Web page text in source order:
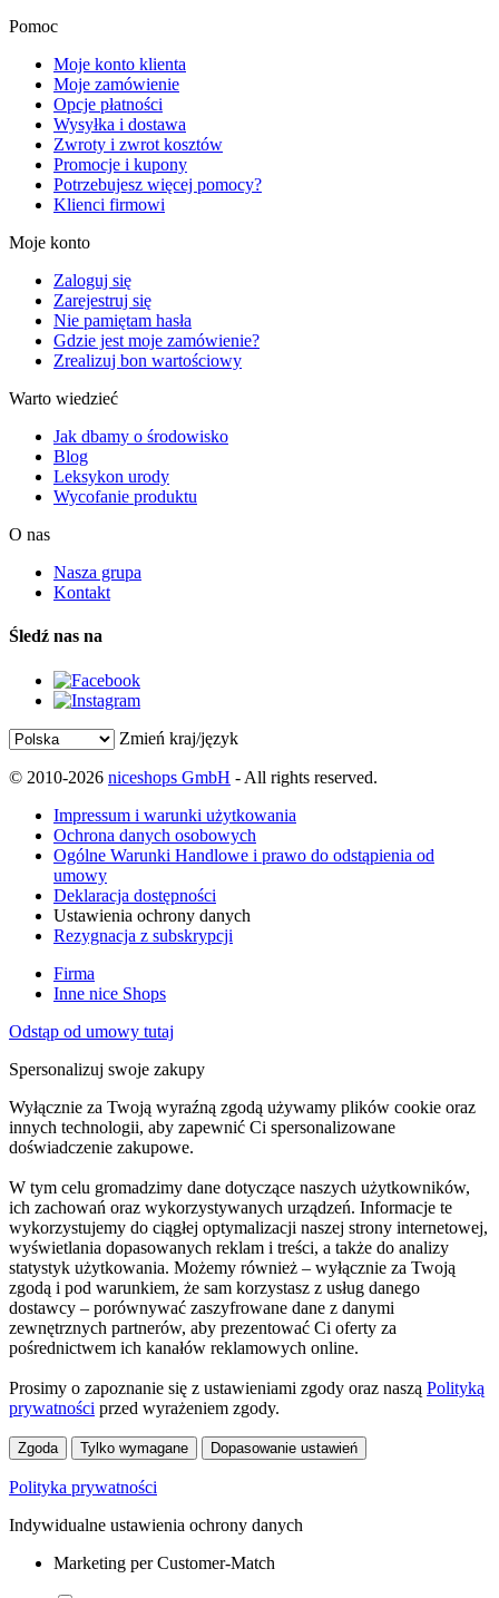
Pomoc
Moje konto klienta
Moje zamówienie
Opcje płatności
Wysyłka i dostawa
Zwroty i zwrot kosztów
Promocje i kupony
Potrzebujesz więcej pomocy?
Klienci firmowi
Moje konto
Zaloguj się
Zarejestruj się
Nie pamiętam hasła
Gdzie jest moje zamówienie?
Zrealizuj bon wartościowy
Warto wiedzieć
Jak dbamy o środowisko
Blog
Leksykon urody
Wycofanie produktu
O nas
Nasza grupa
Kontakt
Śledź nas na
Zmień kraj/język
© 2010-2026 niceshops GmbH - All rights reserved.
Impressum i warunki użytkowania
Ochrona danych osobowych
Ogólne Warunki Handlowe i prawo do odstąpienia od
umowy
Deklaracja dostępności
Ustawienia ochrony danych
Rezygnacja z subskrypcji
Firma
Inne nice Shops
Odstąp od umowy tutaj
Spersonalizuj swoje zakupy
Wyłącznie za Twoją wyraźną zgodą używamy plików cookie oraz
innych technologii, aby zapewnić Ci spersonalizowane
doświadczenie zakupowe.
W tym celu gromadzimy dane dotyczące naszych użytkowników,
ich zachowań oraz wykorzystywanych urządzeń. Informacje te
wykorzystujemy do ciągłej optymalizacji naszej strony internetowej,
wyświetlania dopasowanych reklam i treści, a także do analizy
statystyk użytkowania. Możemy również – wyłącznie za Twoją
zgodą i pod warunkiem, że sam korzystasz z usług danego
dostawcy – porównywać zaszyfrowane dane z danymi
zewnętrznych partnerów, aby prezentować Ci oferty za
pośrednictwem ich kanałów reklamowych online.
Prosimy o zapoznanie się z ustawieniami zgody oraz naszą Polityką
prywatności przed wyrażeniem zgody.
Zgoda Tylko wymagane Dopasowanie ustawień
Polityka prywatności
Indywidualne ustawienia ochrony danych
Marketing per Customer-Match